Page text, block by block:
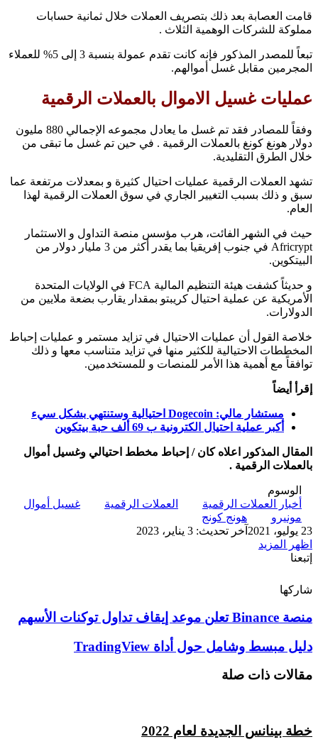
قامت العصابة بعد ذلك بتصريف العملات خلال ثمانية حسابات
مملوكة للشركات الوهمية الثلاث .
تبعاً للمصدر المذكور فإنه كانت تقدم عمولة بنسبة 3 إلى 5% للعملاء
المجرمين مقابل غسل أموالهم.
عمليات غسيل الاموال بالعملات الرقمية
وفقاً للمصادر فقد تم غسل ما يعادل مجموعه الإجمالي 880 مليون
دولار هونغ كونغ بالعملات الرقمية . في حين تم غسل ما تبقى من
خلال الطرق التقليدية.
تشهد العملات الرقمية عمليات احتيال كثيرة و بمعدلات مرتفعة عما
سبق و ذلك بسبب التغيير الجاري في سوق العملات الرقمية لهذا
العام.
حيث في الشهر الفائت، هرب مؤسس منصة التداول و الاستثمار
Africrypt في جنوب إفريقيا بما يقدر أكثر من 3 مليار دولار من
البيتكوين.
و حديثاً كشفت هيئة التنظيم المالية FCA في الولايات المتحدة
الأمريكية عن عملية احتيال كريبتو بمقدار يقارب بضعة ملايين من
الدولارات.
خلاصة القول أن عمليات الاحتيال في تزايد مستمر و عمليات إحباط
المخططات الاحتيالية للكثير منها في تزايد متناسب معها و ذلك
توافقاً مع أهمية هذا الأمر للمنصات و للمستخدمين.
إقرأ أيضاً
مستشار مالي: Dogecoin احتيالية وستنتهي بشكل سيء
أكبر عملية احتيال الكترونية ب 69 ألف حبة بيتكوين
المقال المذكور اعلاه كان / إحباط مخطط احتيالي وغسيل أموال
بالعملات الرقمية .
الوسوم
أخبار العملات الرقمية
العملات الرقمية
غسيل أموال
مونيرو
هونج كونج
23 يوليو، 2021
آخر تحديث: 3 يناير، 2023
اظهر المزيد
إتبعنا
شاركها
منصة
تعلن
موعد
إيقاف
تداول
منصة Binance تعلن موعد إيقاف تداول توكنات الأسهم
دليل
وشامل
دليل مبسط وشامل حول أداة TradingView
مقالات ذات صلة
خطة بينانس الجديدة لعام 2022